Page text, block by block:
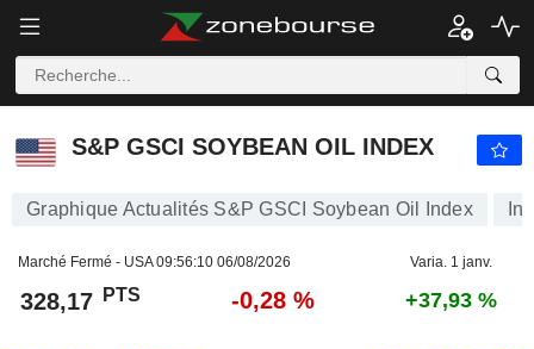
S&P GSCI SOYBEAN OIL INDEX
Graphique Actualités S&P GSCI Soybean Oil Index
Marché Fermé - USA09:56:10 06/08/2026 Varia. 1 janv.
328,17 PTS -0,28 % +37,93 %